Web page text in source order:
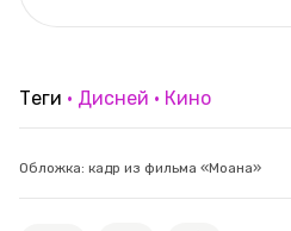
Теги Дисней Кино
Обложка: кадр из фильма «Моана»